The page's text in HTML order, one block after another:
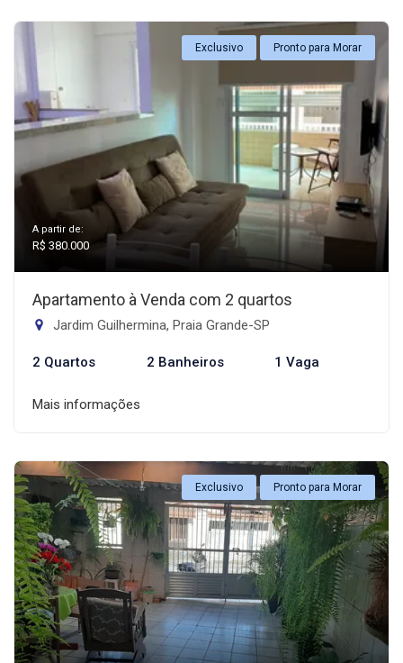
Exclusivo Pronto para Morar
A partir de:
R$ 380.000
Apartamento à Venda com 2 quartos
Jardim Guilhermina, Praia Grande-SP
2 Quartos 2 Banheiros 1 Vaga
Mais informações
Exclusivo Pronto para Morar